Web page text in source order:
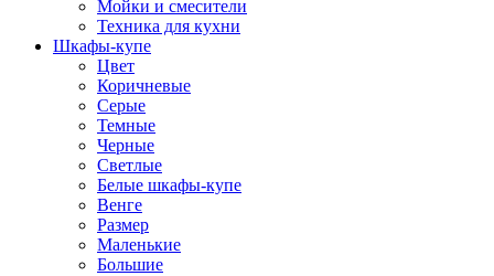
Мойки и смесители
Техника для кухни
Шкафы-купе
Цвет
Коричневые
Серые
Темные
Черные
Светлые
Белые шкафы-купе
Венге
Размер
Маленькие
Большие